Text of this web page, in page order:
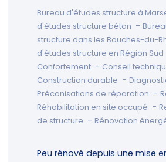
Bureau d'études structure à
d'études structure béton
-
structure dans les Bouches-du-
d'études structure en Région Sud
Confortement - Conseil
Construction durable -
Préconisations de réparation -
Réhabilitation en site occupé -
de structure
- Rénovation
Peu rénové depuis une mise